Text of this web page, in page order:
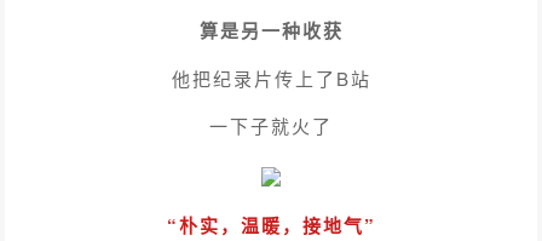
算是另一种收获
他把纪录片传上了B站
一下子就火了
“朴实，温暖，接地气”